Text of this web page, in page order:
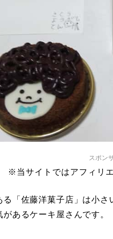
スポン
※当サイトではアフィリ
「佐藤洋菓子店」は小さ
あるケーキ屋さんです。